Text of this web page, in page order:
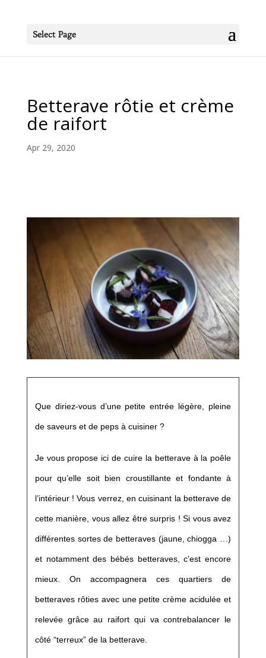
Select Page
Betterave rôtie et crème
de raifort
Apr 29, 2020
Que diriez-vous d’une petite entrée légère, pleine
de saveurs et de peps à cuisiner ?
Je vous propose ici de cuire la betterave à la poêle
pour qu’elle soit bien croustillante et fondante à
l’intérieur ! Vous verrez, en cuisinant la betterave de
cette manière, vous allez être surpris ! Si vous avez
différentes sortes de betteraves (jaune, chiogga …)
et notamment des bébés betteraves, c’est encore
mieux. On accompagnera ces quartiers de
betteraves rôties avec une petite crème acidulée et
relevée grâce au raifort qui va contrebalancer le
côté “terreux” de la betterave.